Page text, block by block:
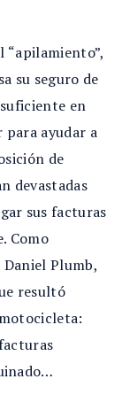
su seguro de
en
ayudar a
de
devastadas
sus facturas
Como
Plumb,
resultó